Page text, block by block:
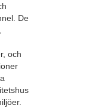
De
och